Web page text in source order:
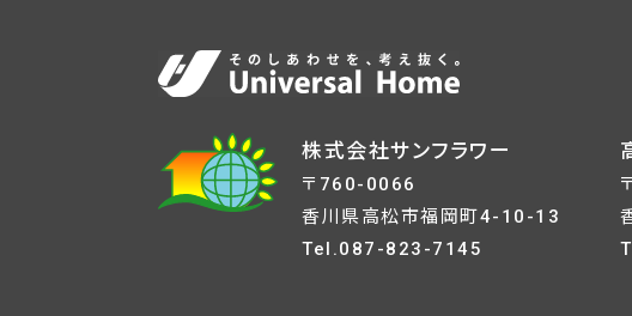
株式会社サンフラワー
〒760-0066
香川県高松市福岡町4-10-13
Tel.087-823-7145